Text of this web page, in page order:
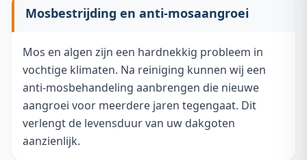
Mosbestrijding en anti-mosaangroei
Mos en algen zijn een hardnekkig probleem in
vochtige klimaten. Na reiniging kunnen wij een
anti-mosbehandeling aanbrengen die nieuwe
aangroei voor meerdere jaren tegengaat. Dit
verlengt de levensduur van uw dakgoten
aanzienlijk.